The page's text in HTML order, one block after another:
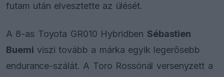
futam után elvesztette az ülését.
A 8-as Toyota GR010 Hybridben Sébastien
Buemi viszi tovább a márka egyik legerősebb
endurance-szálát. A Toro Rossónál versenyzett a